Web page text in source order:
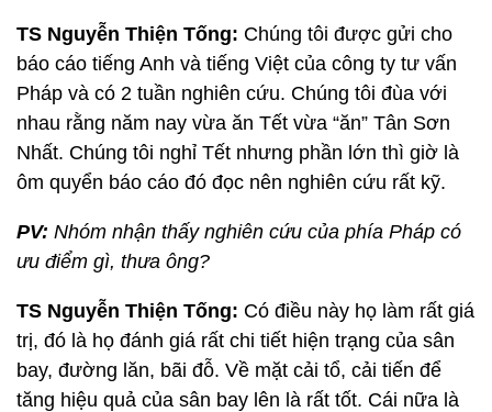
TS Nguyễn Thiện Tống: Chúng tôi được gửi cho
báo cáo tiếng Anh và tiếng Việt của công ty tư vấn
Pháp và có 2 tuần nghiên cứu. Chúng tôi đùa với
nhau rằng năm nay vừa ăn Tết vừa “ăn” Tân Sơn
Nhất. Chúng tôi nghỉ Tết nhưng phần lớn thì giờ là
ôm quyển báo cáo đó đọc nên nghiên cứu rất kỹ.
PV: Nhóm nhận thấy nghiên cứu của phía Pháp có
ưu điểm gì, thưa ông?
TS Nguyễn Thiện Tống: Có điều này họ làm rất giá
trị, đó là họ đánh giá rất chi tiết hiện trạng của sân
bay, đường lăn, bãi đỗ. Về mặt cải tổ, cải tiến để
tăng hiệu quả của sân bay lên là rất tốt. Cái nữa là